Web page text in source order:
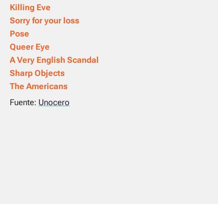
Killing Eve
Sorry for your loss
Pose
Queer Eye
A Very English Scandal
Sharp Objects
The Americans
Fuente: Unocero